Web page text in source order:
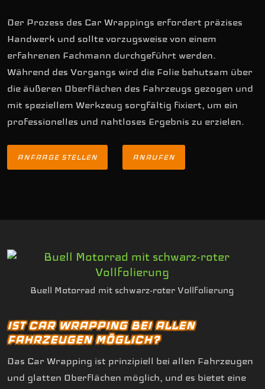
Der Prozess des Car Wrappings erfordert präzises
Handwerk und sollte vorzugsweise von einem
erfahrenen Fachmann durchgeführt werden.
Während des Vorgangs wird die Folie behutsam über
die äußeren Oberflächen des Fahrzeugs gezogen und
mit speziellem Werkzeug sorgfältig fixiert, um ein
professionelles und nahtloses Ergebnis zu erzielen.
ANFRAGE STELLEN ANRUFEN
IST CAR WRAPPING BEI ALLEN
FAHRZEUGEN MÖGLICH?
Das Car Wrapping ist prinzipiell bei allen Fahrzeugen
und glatten Oberflächen möglich, und es bietet eine
Buell Motorrad mit schwarz-roter Vollfolierung